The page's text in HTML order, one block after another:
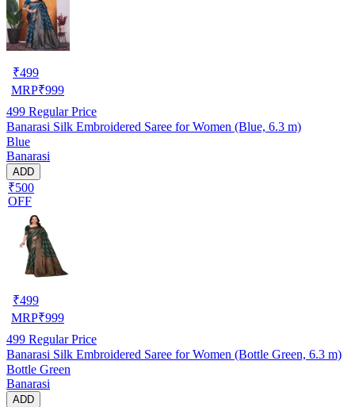
₹499
MRP₹999
499 Regular Price
Banarasi Silk Embroidered Saree for Women (Blue, 6.3 m)
Blue
Banarasi
ADD
₹500
OFF
₹499
MRP₹999
499 Regular Price
Banarasi Silk Embroidered Saree for Women (Bottle Green, 6.3 m)
Bottle Green
Banarasi
ADD